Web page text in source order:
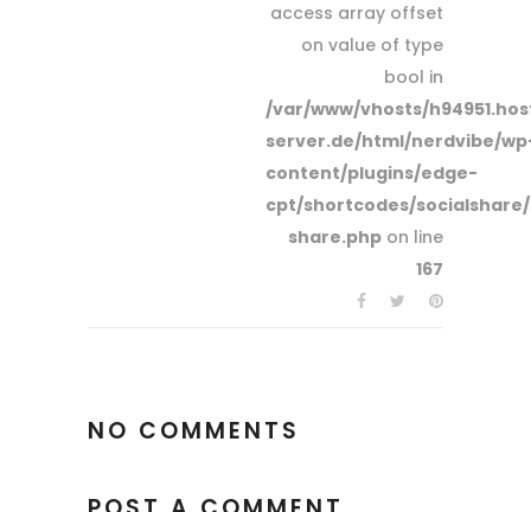
access array offset
on value of type
bool in
/var/www/vhosts/
server.de/html/nerdvibe/
content/plugins/edge-
cpt/shortcodes/
share.php on line
167
NO COMMENTS